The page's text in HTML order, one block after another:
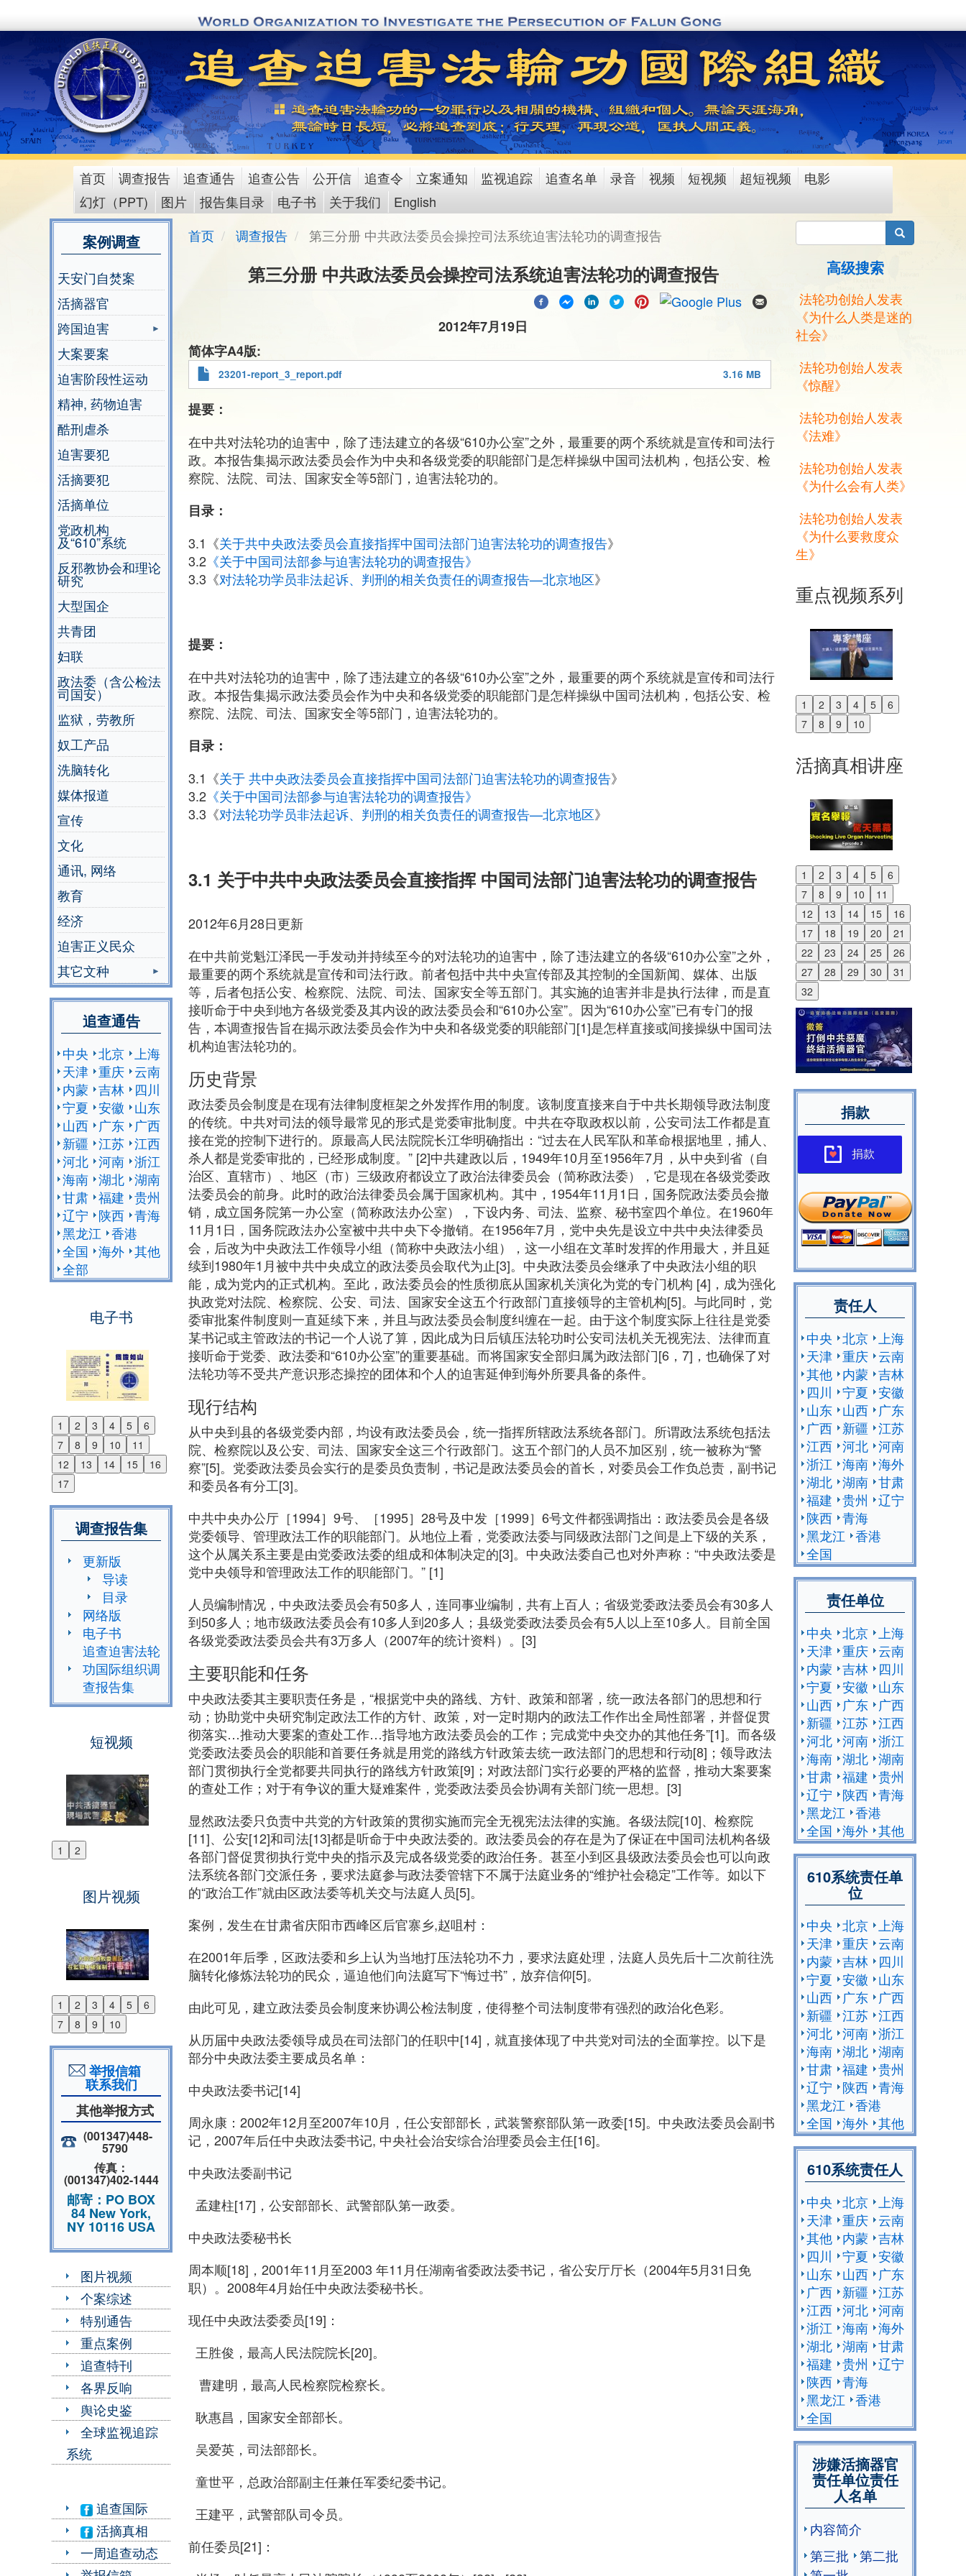
to
content
main
menu
首页 调查报告 追查通告 追查公告 公开信 追查令 立案通知 监视追踪 追查名单 录音 视频 短视频 超短视频
电影
幻灯（PPT)
图片 报告集目录 电子书 关于我们 English
案例调查
天安门自焚案
活摘器官
跨国迫害
大案要案
迫害阶段性运动
精神, 药物迫害
酷刑虐杀
迫害要犯
活摘要犯
活摘单位
党政机构
及“610”系统
反邪教协会和理论
研究
大型国企
共青团
妇联
政法委（含公检法
司国安）
监狱，劳教所
奴工产品
洗脑转化
媒体报道
宣传
文化
通讯, 网络
教育
经济
迫害正义民众
其它文种
追查通告
中央 北京 上海
天津 重庆 云南
内蒙 吉林
四川
宁夏 安徽
山东
山西
广东
广西
新疆 江苏 江西
河北 河南 浙江
海南 湖北 湖南
甘肃 福建 贵州
辽宁
陕西 青海
黑龙江 香港
全国 海外 其他
全部
电子书
1 2 3 4 5
6
7
8 9 10
11
12
13 14 15
16
17
Previous
Next
调查报告集
更新版
导读
目录
网络版
电子书
追查迫害法轮
功国际组织调
查报告集
短视频
1 2
Previous
图片视频
1 2 3 4 5
6
7
8 9 10
Previous
Next
举报信箱
联系我们
其他举报方式
(001347)448-
5790
传真：
(001347)402-1444
邮寄：PO BOX
84 New York,
NY 10116 USA
图片视频
个案综述
特别通告
重点案例
追查特刊
各界反响
舆论史鉴
全球监视追踪
系统
追查国际
活摘真相
一周追查动态
首页 调查报告 第三分册 中共政法委员会操控司法系统迫害法轮功的调查报告
第三分册 中共政法委员会操控司法系统迫害法轮功的调查报告
2012年7月19日
简体字A4版
23201-report_3_report.pdf 3.16 MB
提要：
在中共对法轮功的迫害中，除了违法建立的各级“610办公室”之外，最重要的两个系统就是宣传和司法行
政。本报告集揭示政法委员会作为中央和各级党委的职能部门是怎样操纵中国司法机构，包括公安、检
察院、法院、司法、国家安全等5部门，迫害法轮功的。
目录：
3.1《关于共中央政法委员会直接指挥中国司法部门迫害法轮功的调查报告》
3.2 《关于中国司法部参与迫害法轮功的调查报告》
3.3《对法轮功学员非法起诉、判刑的相关负责任的调查报告—北京地区》
提要：
在中共对法轮功的迫害中，除了违法建立的各级“610办公室”之外，最重要的两个系统就是宣传和司法行
政。本报告集揭示政法委员会作为中央和各级党委的职能部门是怎样操纵中国司法机构，包括公安、检
察院、法院、司法、国家安全等5部门，迫害法轮功的。
目录：
3.1《关于共中央政法委员会直接指挥中国司法部门迫害法轮功的调查报告》
3.2 《关于中国司法部参与迫害法轮功的调查报告》
3.3《对法轮功学员非法起诉、判刑的相关负责任的调查报告—北京地区》
3.1 关于中共中央政法委员会直接指挥 中国司法部门迫害法轮功的调查报告
2012年6月28日更新
在中共前党魁江泽民一手发动并持续至今的对法轮功的迫害中，除了违法建立的各级“610办公室”之外，
最重要的两个系统就是宣传和司法行政。前者包括中共中央宣传部及其控制的全国新闻、媒体、出版
等，后者包括公安、检察院、法院、司法、国家安全等五部门。其实施的迫害并非是执行法律，而是直
接听命于中央到地方各级党委及其内设的政法委员会和“610办公室”。因为“610办公室”已有专门的报
告，本调查报告旨在揭示政法委员会作为中央和各级党委的职能部门[1]是怎样直接或间接操纵中国司法
机构迫害法轮功的。
历史背景
政法委员会制度是在现有法律制度框架之外发挥作用的制度。该制度直接来自于中共长期领导政法制度
的传统。中共对司法的领导最常见的形式是党委审批制度。中共在夺取政权以前，公安司法工作都是直
接在党的控制下进行的。原最高人民法院院长江华明确指出：“过去在人民军队和革命根据地里，捕人、
杀人都是党委审批的，已经形成制度。” [2]中共建政以后，1949年10月至1956年7月，从中央到省（自
治区、直辖市）、地区（市）三级政府都设立了政治法律委员会（简称政法委），它是现在各级党委政
法委员会的前身。此时的政治法律委员会属于国家机构。其中，1954年11月1日，国务院政法委员会撤
销，成立国务院第一办公室（简称政法办公室），下设内务、司法、监察、秘书室四个单位。在1960年
11月1日，国务院政法办公室被中共中央下令撤销。在1956年7月，党中央先是设立中共中央法律委员
会，后改为中央政法工作领导小组（简称中央政法小组），这一小组在文革时发挥的作用最大，并且延
续到1980年1月被中共中央成立的政法委员会取代为止[3]。中央政法委员会继承了中央政法小组的职
能，成为党内的正式机构。至此，政法委员会的性质彻底从国家机关演化为党的专门机构 [4]，成为强化
执政党对法院、检察院、公安、司法、国家安全这五个行政部门直接领导的主管机构[5]。与此同时，党
委审批案件制度则一直延续下来，并且与政法委员会制度纠缠在一起。由于这个制度实际上往往是党委
某书记或主管政法的书记一个人说了算，因此成为日后镇压法轮功时公安司法机关无视宪法、法律而直
接听命于党委、政法委和“610办公室”的重要基础。而将国家安全部归属为政法部门[6，7]，也确保了对
法轮功等不受共产意识形态操控的团体和个人的迫害延伸到海外所要具备的条件。
现行结构
从中央到县的各级党委内部，均设有政法委员会，统一指挥所辖政法系统各部门。所谓政法系统包括法
院、检察院以及公安、司法、国家安全这三个行政部门。这五个部门的人员不加区别，统一被称为“警
察”[5]。党委政法委员会实行的是委员负责制，书记是政法委员会的首长，对委员会工作负总责，副书记
和委员各有分工[3]。
中共中央办公厅［1994］9号、［1995］28号及中发［1999］6号文件都强调指出：政法委员会是各级
党委领导、管理政法工作的职能部门。从地位上看，党委政法委与同级政法部门之间是上下级的关系，
这个从属关系主要是由党委政法委的组成和体制决定的[3]。中央政法委自己也对外声称：“中央政法委是
党中央领导和管理政法工作的职能部门。” [1]
人员编制情况，中央政法委员会有50多人，连同事业编制，共有上百人；省级党委政法委员会有30多人
到50多人；地市级政法委员会有10多人到20多人；县级党委政法委员会有5人以上至10多人。目前全国
各级党委政法委员会共有3万多人（2007年的统计资料）。[3]
主要职能和任务
中央政法委其主要职责任务是，“根据党中央的路线、方针、政策和部署，统一政法各部门的思想和行
动；协助党中央研究制定政法工作的方针、政策，对一定时期内的政法工作作出全局性部署，并督促贯
彻落实…推动大要案的查处工作…指导地方政法委员会的工作；完成党中央交办的其他任务”[1]。而各级
党委政法委员会的职能和首要任务就是用党的路线方针政策去统一政法部门的思想和行动[8]；领导政法
部门贯彻执行全党都要共同执行的路线方针政策[9]；对政法部门实行必要的严格的监督，推动大案要案
的查处工作；对于有争议的重大疑难案件，党委政法委员会协调有关部门统一思想。[3]
显然政法委只负责中共党的方针政策的贯彻实施而完全无视宪法法律的实施。各级法院[10]、检察院
[11]、公安[12]和司法[13]都是听命于中央政法委的。政法委员会的存在是为了保证在中国司法机构各级
各部门督促贯彻执行党中央的指示及完成各级党委的政治任务。甚至小到区县级政法委员会也可以向政
法系统各部门交派任务，要求法庭参与政法委管辖下不属于法庭业务的“维护社会稳定”工作等。如以下
的“政治工作”就由区政法委等机关交与法庭人员[5]。
案例，发生在甘肃省庆阳市西峰区后官寨乡,赵咀村：
在2001年后季，区政法委和乡上认为当地打压法轮功不力，要求法庭处理，法庭人员先后十二次前往洗
脑转化修炼法轮功的民众，逼迫他们向法庭写下“悔过书”，放弃信仰[5]。
由此可见，建立政法委员会制度来协调公检法制度，使得整个司法制度带有强烈的政治化色彩。
从历届中央政法委领导成员在司法部门的任职中[14]，就直接体现了中共党对司法的全面掌控。以下是
部分中央政法委主要成员名单：
中央政法委书记[14]
周永康：2002年12月至2007年10月，任公安部部长，武装警察部队第一政委[15]。中央政法委员会副书
记，2007年后任中央政法委书记, 中央社会治安综合治理委员会主任[16]。
中央政法委副书记
孟建柱[17]，公安部部长、武警部队第一政委。
中央政法委秘书长
周本顺[18]，2001年11月至2003 年11月任湖南省委政法委书记，省公安厅厅长（2004年5月31日免
职）。2008年4月始任中央政法委秘书长。
现任中央政法委委员[19]：
王胜俊，最高人民法院院长[20]。
曹建明，最高人民检察院检察长。
耿惠昌，国家安全部部长。
吴爱英，司法部部长。
童世平，总政治部副主任兼任军委纪委书记。
王建平，武警部队司令员。
前任委员[21]：
搜索
高级搜索
法轮功创始人发表
《为什么人类是迷的
社会》
法轮功创始人发表
《惊醒》
法轮功创始人发表
《法难》
法轮功创始人发表
《为什么会有人类》
法轮功创始人发表
《为什么要救度众
生》
重点视频系列
1 2 3 4 5
6
7
8 9 10
Previous
Next
活摘真相讲座
1 2 3 4 5
6
7
8 9 10
11
12
13 14 15
16
17
18 19 20
21
22
23 24 25
26
27
28 29 30
31
32
Previous
Next
捐款
捐款
责任人
中央 北京
上海
天津 重庆 云南
其他 内蒙 吉林
四川
宁夏 安徽
山东 山西
广东
广西 新疆 江苏
江西 河北 河南
浙江 海南 海外
湖北 湖南 甘肃
福建 贵州
辽宁
陕西 青海
黑龙江 香港
全国
责任单位
中央 北京
上海
天津 重庆 云南
内蒙 吉林
四川
宁夏 安徽
山东
山西
广东
广西
新疆 江苏 江西
河北 河南 浙江
海南 湖北 湖南
甘肃 福建 贵州
辽宁
陕西 青海
黑龙江 香港
全国 海外 其他
610系统责任单
位
中央 北京
上海
天津 重庆 云南
内蒙 吉林
四川
宁夏 安徽
山东
山西
广东
广西
新疆 江苏 江西
河北 河南 浙江
海南 湖北 湖南
甘肃 福建 贵州
辽宁
陕西 青海
黑龙江 香港
全国 海外 其他
610系统责任人
中央 北京
上海
天津 重庆 云南
其他 内蒙 吉林
四川
宁夏 安徽
山东 山西
广东
广西 新疆 江苏
江西 河北 河南
浙江 海南 海外
湖北 湖南 甘肃
福建 贵州
辽宁
陕西 青海
黑龙江 香港
全国
涉嫌活摘器官
责任单位责任
人名单
内容简介
第三批
第二批